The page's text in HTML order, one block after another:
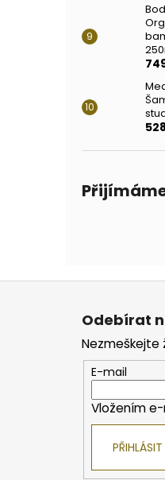
Z
Odebírat
Nezmeškejte
E-mail
Vložením
PŘIHLÁSIT